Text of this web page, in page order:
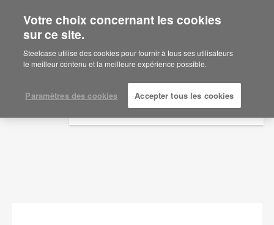
Are you in United States?
Would you like to see Products we sell in
your region?
English
Español
Documents
AFFICHER LES FILTRES
Votre choix concernant les cookies
sur ce site.
Steelcase utilise des cookies pour fournir à tous ses utilisateurs
le meilleur contenu et la meilleure expérience possible.
Paramètres des cookies Accepter tous les cookies